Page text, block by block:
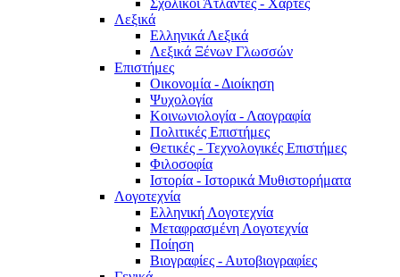
Σχολικοί Άτλαντες - Χάρτες
Λεξικά
Ελληνικά Λεξικά
Λεξικά Ξένων Γλωσσών
Επιστήμες
Οικονομία - Διοίκηση
Ψυχολογία
Κοινωνιολογία - Λαογραφία
Πολιτικές Eπιστήμες
Θετικές - Τεχνολογικές Επιστήμες
Φιλοσοφία
Ιστορία - Ιστορικά Μυθιστορήματα
Λογοτεχνία
Ελληνική Λογοτεχνία
Μεταφρασμένη Λογοτεχνία
Ποίηση
Βιογραφίες - Αυτοβιογραφίες